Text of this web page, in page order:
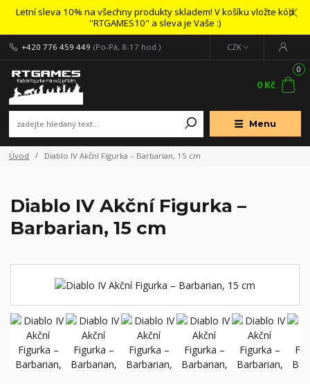
Letní sleva 10% na všechny produkty skladem! V košíku vložte kód
''RTGAMES10" a sleva je Vaše :)
Menu
CZK
+420 776 459 449 (Po-Pá, 8-17 hod.)
0
0 Kč
Úvod Diablo IV Akční Figurka – Barbarian, 15 cm
Diablo IV Akční Figurka –
Barbarian, 15 cm